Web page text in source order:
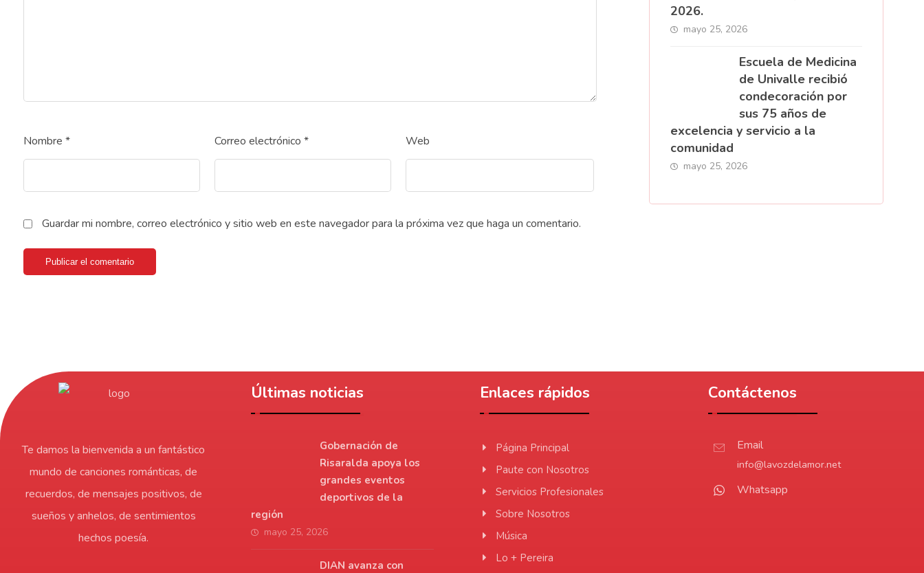
Nombre * Correo electrónico * Web
Guardar mi nombre, correo electrónico y sitio web en este navegador para la próxima vez que haga un comentario.
Publicar el comentario
2026.
mayo 25, 2026
Escuela de Medicina
de Univalle recibió
condecoración por
sus 75 años de
excelencia y servicio a la
comunidad
mayo 25, 2026
Te damos la bienvenida a un fantástico
mundo de canciones románticas, de
recuerdos, de mensajes positivos, de
sueños y anhelos, de sentimientos
hechos poesía.
Últimas noticias
Gobernación de
Risaralda apoya los
grandes eventos
deportivos de la
región
mayo 25, 2026
DIAN avanza con
Enlaces rápidos
Página Principal
Paute con Nosotros
Servicios Profesionales
Sobre Nosotros
Música
Lo + Pereira
Contáctenos
Email
info@lavozdelamor.net
Whatsapp